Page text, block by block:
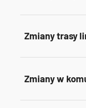
Zmiany trasy
Zmiany w